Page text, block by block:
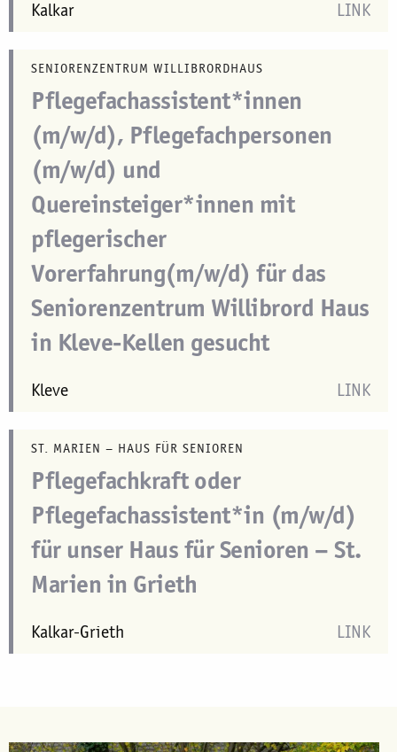
Kalkar LINK
SENIORENZENTRUM WILLIBRORDHAUS
Pflegefachassistent*innen
(m/w/d), Pflegefachpersonen
(m/w/d) und
Quereinsteiger*innen mit
pflegerischer
Vorerfahrung(m/w/d) für das
Seniorenzentrum Willibrord Haus
in Kleve-Kellen gesucht
Kleve LINK
ST. MARIEN – HAUS FÜR SENIOREN
Pflegefachkraft oder
Pflegefachassistent*in (m/w/d)
für unser Haus für Senioren – St.
Marien in Grieth
Kalkar-Grieth LINK